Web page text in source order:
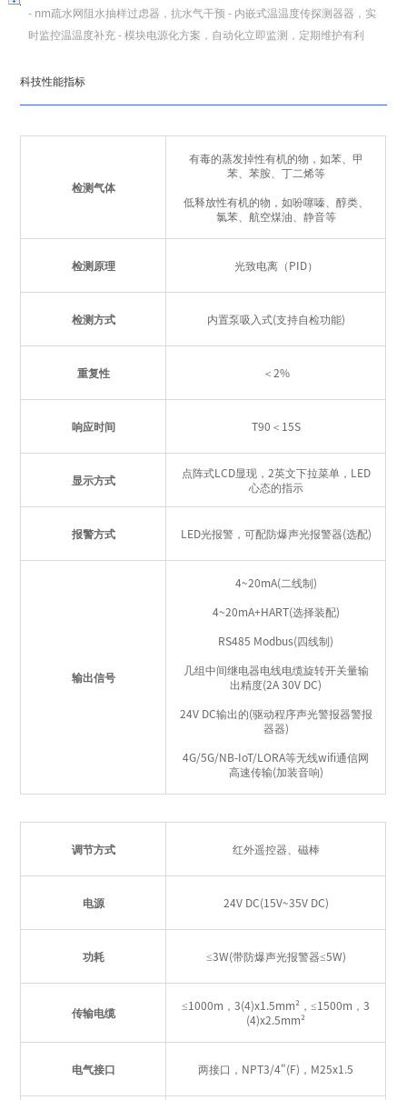
- nm疏水网阻水抽样过虑器，抗水气干预 - 内嵌式温温度传探测器器，实
时监控温温度补充 - 模块电源化方案，自动化立即监测，定期维护有利
科技性能指标
检测气体
有毒的蒸发掉性有机的物，如苯、甲
苯、苯胺、丁二烯等
低释放性有机的物，如吩噻嗪、醇类、
氯苯、航空煤油、静音等
检测原理 光致电离（PID）
检测方式 内置泵吸入式(支持自检功能)
重复性 ＜2%
响应时间 T90＜15S
显示方式
点阵式LCD显现，2英文下拉菜单，LED
心态的指示
报警方式 LED光报警，可配防爆声光报警器(选配)
输出信号
4~20mA(二线制)
4~20mA+HART(选择装配)
RS485 Modbus(四线制)
几组中间继电器电线电缆旋转开关量输
出精度(2A 30V DC)
24V DC输出的(驱动程序声光警报器警报
器器)
4G/5G/NB-IoT/LORA等无线wifi通信网
高速传输(加装音响)
调节方式 红外遥控器、磁棒
电源 24V DC(15V~35V DC)
功耗 ≤3W(带防爆声光报警器≤5W)
传输电缆
≤1000m，3(4)x1.5mm²，≤1500m，3
(4)x2.5mm²
电气接口 两接口，NPT3/4"(F)，M25x1.5